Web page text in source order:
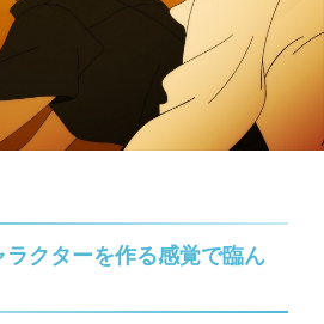
クターを作る感覚で臨ん